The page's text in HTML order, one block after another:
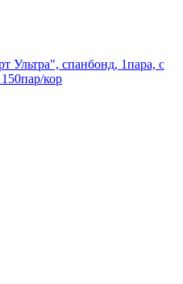
Ультра", спанбонд, 1пара, с
кор